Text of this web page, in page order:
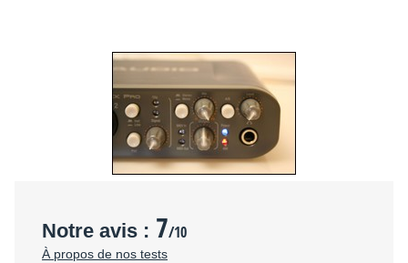
Notre avis : 7/10
À propos de nos tests